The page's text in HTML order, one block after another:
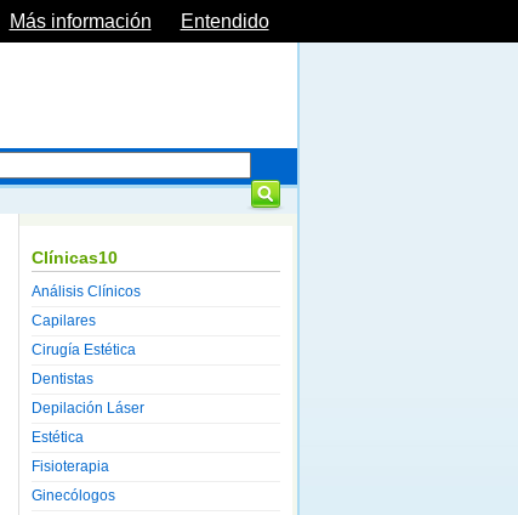
Clínicas10
Análisis Clínicos
Capilares
Cirugía Estética
Dentistas
Depilación Láser
Estética
Fisioterapia
Ginecólogos
Más información Entendido